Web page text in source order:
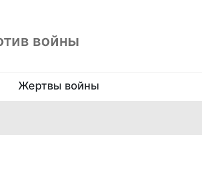
войны
Жертвы войны